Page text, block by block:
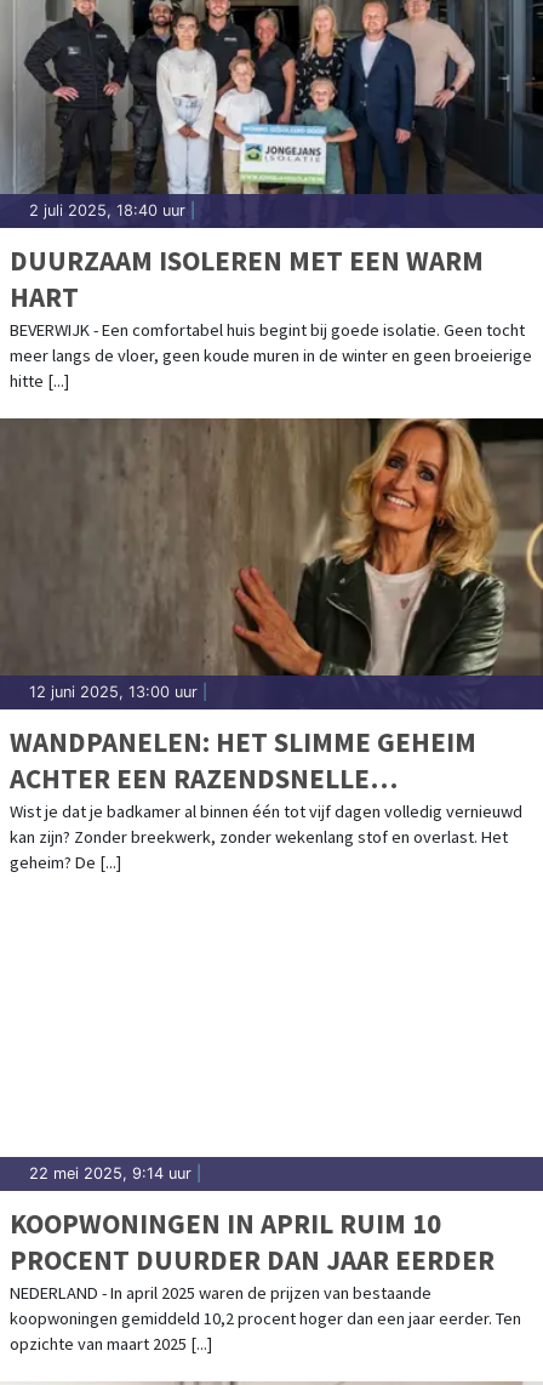
2 juli 2025, 18:40 uur
DUURZAAM ISOLEREN MET EEN WARM
HART
BEVERWIJK - Een comfortabel huis begint bij goede isolatie. Geen tocht
meer langs de vloer, geen koude muren in de winter en geen broeierige
hitte [...]
12 juni 2025, 13:00 uur
WANDPANELEN: HET SLIMME GEHEIM
ACHTER EEN RAZENDSNELLE
BADKAMERRENOVATIE
Wist je dat je badkamer al binnen één tot vijf dagen volledig vernieuwd
kan zijn? Zonder breekwerk, zonder wekenlang stof en overlast. Het
geheim? De [...]
22 mei 2025, 9:14 uur
KOOPWONINGEN IN APRIL RUIM 10
PROCENT DUURDER DAN JAAR EERDER
NEDERLAND - In april 2025 waren de prijzen van bestaande
koopwoningen gemiddeld 10,2 procent hoger dan een jaar eerder. Ten
opzichte van maart 2025 [...]